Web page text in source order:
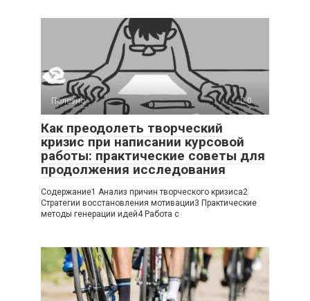
Полезно 0
Как преодолеть творческий
кризис при написании курсовой
работы: практические советы для
продолжения исследования
Содержание1 Анализ причин творческого кризиса2
Стратегии восстановления мотивации3 Практические
методы генерации идей4 Работа с